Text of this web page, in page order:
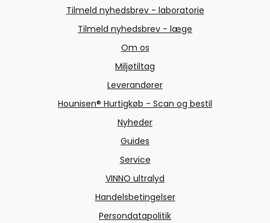
Tilmeld nyhedsbrev - laboratorie
Tilmeld nyhedsbrev - læge
Om os
Miljøtiltag
Leverandører
Hounisen® Hurtigkøb - Scan og bestil
Nyheder
Guides
Service
VINNO ultralyd
Handelsbetingelser
Persondatapolitik